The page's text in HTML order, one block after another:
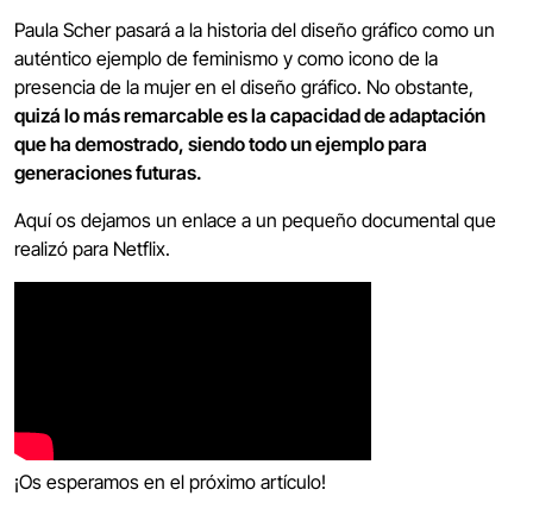
Paula Scher pasará a la historia del diseño gráfico como un
auténtico ejemplo de feminismo y como icono de la
presencia de la mujer en el diseño gráfico. No obstante,
quizá lo más remarcable es la capacidad de adaptación
que ha demostrado, siendo todo un ejemplo para
generaciones futuras.
Aquí os dejamos un enlace a un pequeño documental que
realizó para Netflix.
¡Os esperamos en el próximo artículo!